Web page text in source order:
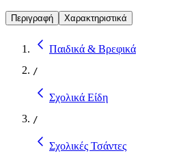
Περιγραφή Χαρακτηριστικά
Παιδικά & Βρεφικά
/
Σχολικά Είδη
/
Σχολικές Τσάντες